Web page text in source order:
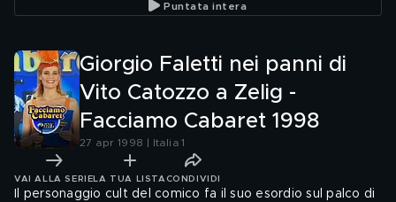
Puntata intera
Giorgio Faletti nei panni di
Vito Catozzo a Zelig -
Facciamo Cabaret 1998
27 apr 1998 | Italia 1
VAI ALLA SERIE LA TUA LISTA CONDIVIDI
Il personaggio cult del comico fa il suo esordio sul palco di